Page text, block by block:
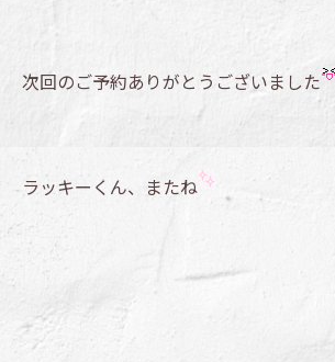
次回のご予約ありがとうございました
ラッキーくん、またね